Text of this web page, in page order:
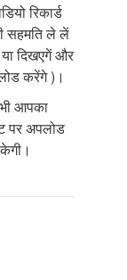
रिकार्ड
सहमति ले लें
दिखएगें और
करेंगे )।
आपका
पर अपलोड